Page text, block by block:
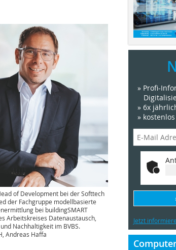
of Development bei der Softtech
der Fachgruppe modellbasierte
bei buildingSMART
Arbeitskreises Datenaustausch,
und Nachhaltigkeit im BVBS.
Andreas Haffa
» Profi-
» 6x
»
Jetzt